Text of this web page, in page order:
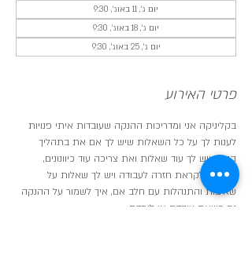
יום ג׳, 11 באוג׳, 9:30
יום ג׳, 18 באוג׳, 9:30
יום ג׳, 25 באוג׳, 9:30
פרטי האירוע
בקליניקה אני ומדריכות ההנקה שעובדות איתי פנויות
לענות לך על כל השאלות שיש לך אם את בתהליך
הנקה ויש לך עוד שאלות ואת צריכה עוד כיוונונים,
אם את לקראת חזרה לעבודה ויש לך שאלות על
שאיבות והתנהלות עם חלב אם, איך לשמור על ההנקה
גם כשאת עובדת או לומדת,